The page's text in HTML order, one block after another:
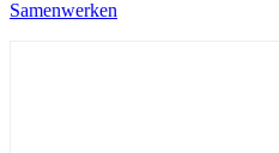
Samenwerken